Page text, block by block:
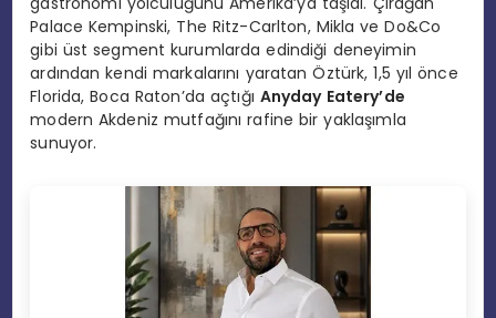
Palace Kempinski, The Ritz-Carlton, Mikla ve Do&Co
gibi üst segment kurumlarda edindiği deneyimin
ardından kendi markalarını yaratan Öztürk, 1,5 yıl önce
Florida, Boca Raton’da açtığı Anyday Eatery’de
modern Akdeniz mutfağını rafine bir yaklaşımla
sunuyor.